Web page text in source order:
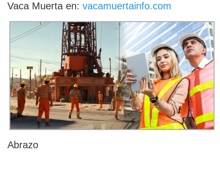
Vaca Muerta en: vacamuertainfo.com
Abrazo